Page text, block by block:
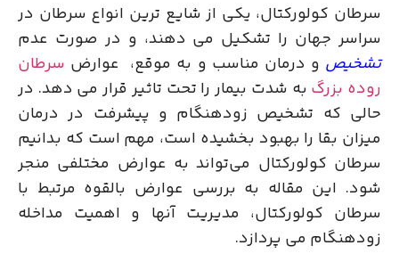
سرطان کولورکتال، یکی از شایع ترین انواع سرطان در
سراسر جهان را تشکیل می دهند، و در صورت عدم
تشخیص و درمان مناسب و به موقع، عوارض سرطان
روده بزرگ به شدت بیمار را تحت تاثیر قرار می دهد. در
حالی که تشخیص زودهنگام و پیشرفت در درمان
میزان بقا را بهبود بخشیده است، مهم است که بدانیم
سرطان کولورکتال می‌تواند به عوارض مختلفی منجر
شود. این مقاله به بررسی عوارض بالقوه مرتبط با
سرطان کولورکتال، مدیریت آنها و اهمیت مداخله
زودهنگام می پردازد.